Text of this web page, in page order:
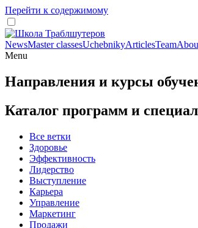
Перейти к содержимому
NewsMaster classesUchebnikyArticlesTeam
Menu
Направления и курсы
Каталог программ и
Все ветки
Здоровье
Эффективность
Лидерство
Выступление
Карьера
Управление
Маркетинг
Продажи